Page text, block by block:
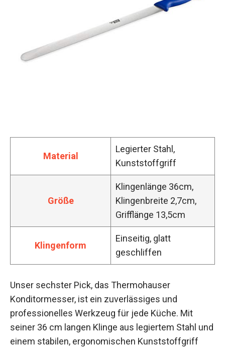
Material
Legierter Stahl,
Kunststoffgriff
Größe
Klingenlänge 36cm,
Klingenbreite 2,7cm,
Grifflänge 13,5cm
Klingenform
Einseitig, glatt
geschliffen
Unser sechster Pick, das Thermohauser
Konditormesser, ist ein zuverlässiges und
professionelles Werkzeug für jede Küche. Mit
seiner 36 cm langen Klinge aus legiertem Stahl und
einem stabilen, ergonomischen Kunststoffgriff